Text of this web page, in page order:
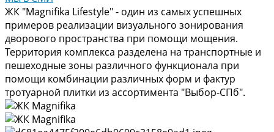
ЖК "Magnifika Lifestyle" - один из самых успешных
примеров реализации визуального зонирования
дворового пространства при помощи мощения.
Территория комплекса разделена на транспортные и
пешеходные зоны различного функционала при
помощи комбинации различных форм и фактур
тротуарной плитки из ассортимента "Выбор-СПб".